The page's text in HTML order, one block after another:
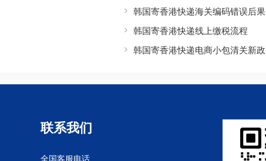
韩国寄香港快递海关编码错误后果
韩国寄香港快递线上缴税流程
韩国寄香港快递电商小包清关新政
联系我们
全国客服电话